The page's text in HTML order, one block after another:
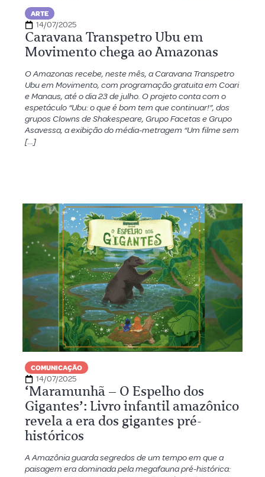
ARTE
14/07/2025
Caravana Transpetro Ubu em
Movimento chega ao Amazonas
O Amazonas recebe, neste mês, a Caravana Transpetro
Ubu em Movimento, com programação gratuita em Coari
e Manaus, até o dia 23 de julho. O projeto conta com o
espetáculo “Ubu: o que é bom tem que continuar!”, dos
grupos Clowns de Shakespeare, Grupo Facetas e Grupo
Asavessa, a exibição do média-metragem “Um filme sem
[…]
COMUNICAÇÃO
14/07/2025
‘Maramunhã – O Espelho dos
Gigantes’: Livro infantil amazônico
revela a era dos gigantes pré-
históricos
A Amazônia guarda segredos de um tempo em que a
paisagem era dominada pela megafauna pré-histórica: